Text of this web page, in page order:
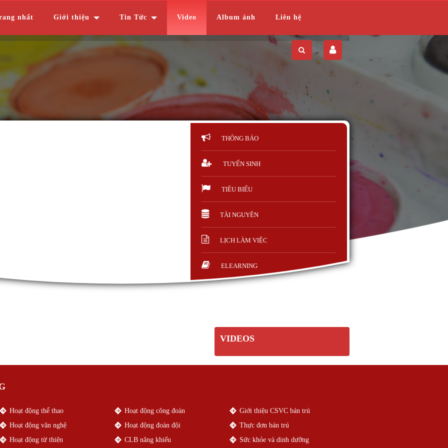
nhất Giới thiệu Tin Tức Video Album ảnh Liên hệ
THÔNG BÁO
TUYỂN SINH
TIÊU BIỂU
TÀI NGUYÊN
LỊCH LÀM VIỆC
ELEARNING
VIDEOS
Hoạt động thể thao
Hoạt động văn nghệ
Hoạt động từ thiện
Hoạt động công đoàn
Hoạt động đoàn đội
CLB năng khiếu
Giới thiệu CSVC bán trú
Thực đơn bán trú
Sức khỏe và dinh dưỡng